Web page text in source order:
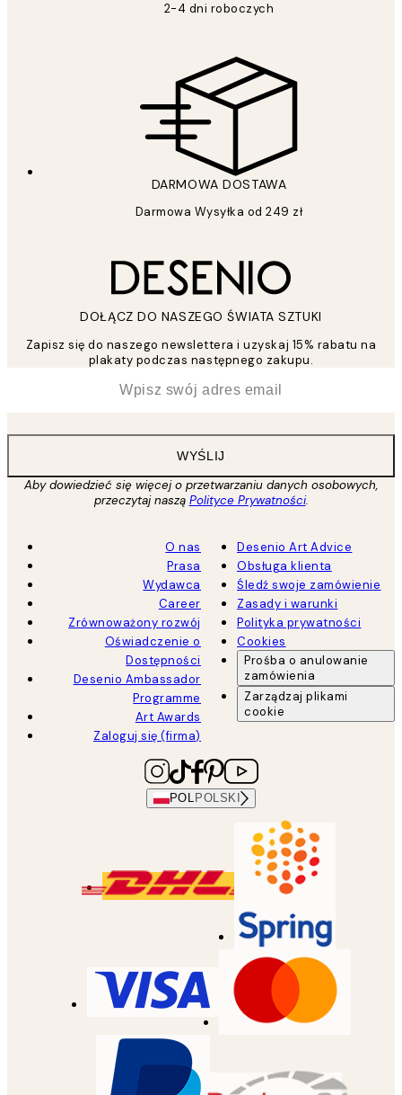
2-4 dni roboczych
DARMOWA DOSTAWA
Darmowa Wysyłka od 249 zł
DOŁĄCZ DO NASZEGO ŚWIATA SZTUKI
Zapisz się do naszego newslettera i uzyskaj 15% rabatu na
plakaty podczas następnego zakupu.
WYŚLIJ
Aby dowiedzieć się więcej o przetwarzaniu danych osobowych,
przeczytaj naszą Polityce Prywatności.
O nas
Prasa
Wydawca
Career
Zrównoważony rozwój
Oświadczenie o
Dostępności
Desenio Ambassador
Programme
Art Awards
Zaloguj się (firma)
Desenio Art Advice
Obsługa klienta
Śledź swoje zamówienie
Zasady i warunki
Polityka prywatności
Cookies
Prośba o anulowanie
zamówienia
Zarządzaj plikami
cookie
POL POLSKI